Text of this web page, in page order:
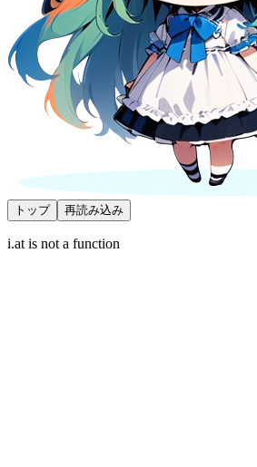
トップ 再読み込み
i.at is not a function